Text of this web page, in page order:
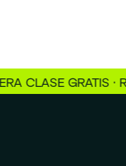
GRATIS ·